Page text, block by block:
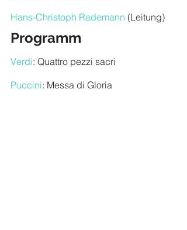
Hans-Christoph Rademann (Leitung)
Programm
Verdi: Quattro pezzi sacri
Puccini: Messa di Gloria